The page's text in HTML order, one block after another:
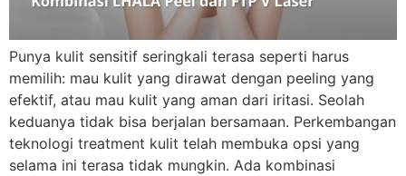
Punya kulit sensitif seringkali terasa seperti harus
memilih: mau kulit yang dirawat dengan peeling yang
efektif, atau mau kulit yang aman dari iritasi. Seolah
keduanya tidak bisa berjalan bersamaan. Perkembangan
teknologi treatment kulit telah membuka opsi yang
selama ini terasa tidak mungkin. Ada kombinasi